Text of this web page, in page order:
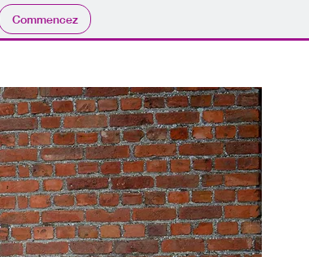
Commencez